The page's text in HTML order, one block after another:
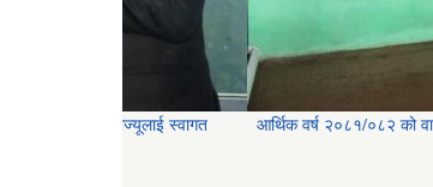
आर्थिक वर्ष २०८१/०८२ को वार्षिक समीक्षा कार्यक्रम